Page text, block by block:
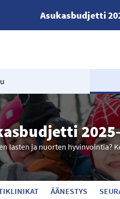
Asukasbudjetti
lasten ja nuorten hyvinvointia?
ÄÄNESTYS